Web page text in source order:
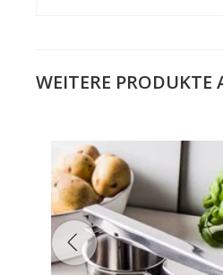
WEITERE PRODUKTE